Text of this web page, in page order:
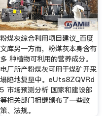
粉煤灰综合利用项目建议_百度
文库另一方而，粉煤灰本身含有
多 种植物可利用的营养成分。
电厂所产粉煤灰可用于煤矿开采
塌陷地复垦中。eUts8ZQVRd
5 市场预测分析 国家和建设部
等相关部门相继颁布了一些政
策、法规。